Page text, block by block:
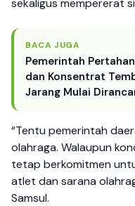
sekaligus mempererat
BACA JUGA
Pemerintah
dan Konsentrat
Jarang Mulai
“Tentu pemerintah
olahraga. Walaupun
tetap berkomitmen
atlet dan sarana
Samsul.